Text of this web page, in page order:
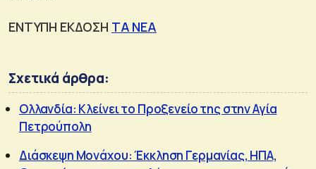
ΕΝΤΥΠΗ ΕΚΔΟΣΗ ΤΑ ΝΕΑ
Σχετικά άρθρα:
Ολλανδία: Κλείνει το Προξενείο της στην Αγία
Πετρούπολη
Διάσκεψη Μονάχου: Έκκληση Γερμανίας, ΗΠΑ,